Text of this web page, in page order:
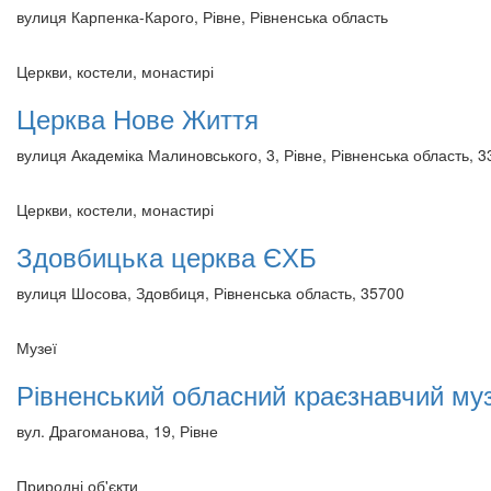
вулиця Карпенка-Карого, Рівне, Рівненська область
Церкви, костели, монастирі
Церква Нове Життя
вулиця Академіка Малиновського, 3, Рівне, Рівненська область,
Церкви, костели, монастирі
Здовбицька церква ЄХБ
вулиця Шосова, Здовбиця, Рівненська область, 35700
Музеї
Рівненський обласний краєзнавчий
вул. Драгоманова, 19, Рівне
Природні об'єкти